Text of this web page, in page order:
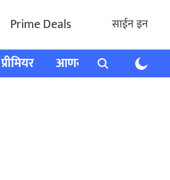
Prime Deals साईन इन
प्रीमियर आणखी राशी भविष्य